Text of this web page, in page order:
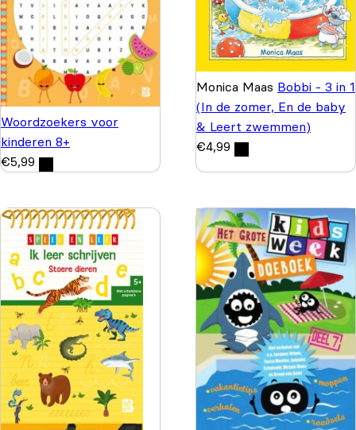
Woordzoekers voor
kinderen 8+
€5,99
Monica Maas Bobbi - 3 in 1
(In de zomer, En de baby
& Leert zwemmen)
€4,99